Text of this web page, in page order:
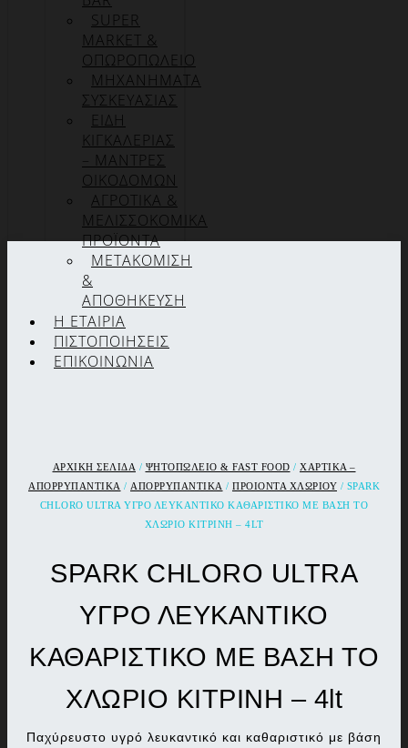
SUPER
MARKET &
ΟΠΩΡΟΠΩΛΕΙΟ
ΜΗΧΑΝΗΜΑΤΑ
ΣΥΣΚΕΥΑΣΙΑΣ
ΕΙΔΗ
ΚΙΓΚΑΛΕΡΙΑΣ
– ΜΑΝΤΡΕΣ
ΟΙΚΟΔΟΜΩΝ
ΑΓΡΟΤΙΚΑ &
ΜΕΛΙΣΣΟΚΟΜΙΚΑ
ΠΡΟΪΟΝΤΑ
ΜΕΤΑΚΟΜΙΣΗ
&
ΑΠΟΘΗΚΕΥΣΗ
Η ΕΤΑΙΡΊΑ
ΠΙΣΤΟΠΟΙΉΣΕΙΣ
ΕΠΙΚΟΙΝΩΝΊΑ
ΑΡΧΙΚΉ ΣΕΛΊΔΑ / ΨΗΤΟΠΩΛΕΙΟ & FAST FOOD / ΧΑΡΤΙΚΑ –
ΑΠΟΡΡΥΠΑΝΤΙΚΑ / ΑΠΟΡΡΥΠΑΝΤΙΚΑ / ΠΡΟΙΟΝΤΑ ΧΛΩΡΙΟΥ / SPARK
CHLORO ULTRA ΥΓΡΟ ΛΕΥΚΑΝΤΙΚΟ ΚΑΘΑΡΙΣΤΙΚΟ ΜΕ ΒΑΣΗ ΤΟ
ΧΛΩΡΙΟ ΚΙΤΡΙΝΗ – 4LT
SPARK CHLORO ULTRA
ΥΓΡΟ ΛΕΥΚΑΝΤΙΚΟ
ΚΑΘΑΡΙΣΤΙΚΟ ΜΕ ΒΑΣΗ ΤΟ
ΧΛΩΡΙΟ ΚΙΤΡΙΝΗ – 4lt
Παχύρευστο υγρό λευκαντικό και καθαριστικό με βάση